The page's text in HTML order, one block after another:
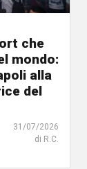
che
mondo:
alla
del
31/07/2026
di R.C.